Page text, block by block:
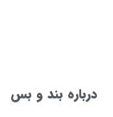
درباره بند و بس